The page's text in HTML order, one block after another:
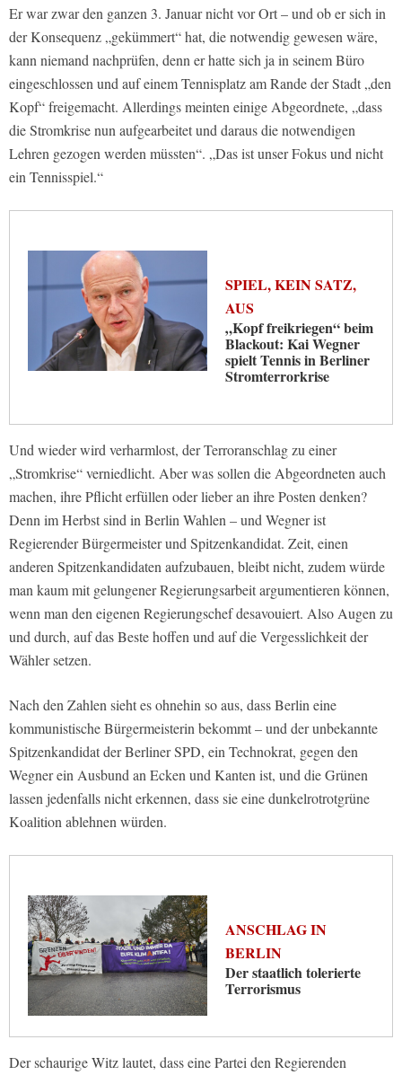
Er war zwar den ganzen 3. Januar nicht vor Ort – und ob er sich in
der Konsequenz „gekümmert“ hat, die notwendig gewesen wäre,
kann niemand nachprüfen, denn er hatte sich ja in seinem Büro
eingeschlossen und auf einem Tennisplatz am Rande der Stadt „den
Kopf“ freigemacht. Allerdings meinten einige Abgeordnete, „dass
die Stromkrise nun aufgearbeitet und daraus die notwendigen
Lehren gezogen werden müssten“. „Das ist unser Fokus und nicht
ein Tennisspiel.“
SPIEL, KEIN SATZ,
AUS
„Kopf freikriegen“ beim
Blackout: Kai Wegner
spielt Tennis in Berliner
Stromterrorkrise
Und wieder wird verharmlost, der Terroranschlag zu einer
„Stromkrise“ verniedlicht. Aber was sollen die Abgeordneten auch
machen, ihre Pflicht erfüllen oder lieber an ihre Posten denken?
Denn im Herbst sind in Berlin Wahlen – und Wegner ist
Regierender Bürgermeister und Spitzenkandidat. Zeit, einen
anderen Spitzenkandidaten aufzubauen, bleibt nicht, zudem würde
man kaum mit gelungener Regierungsarbeit argumentieren können,
wenn man den eigenen Regierungschef desavouiert. Also Augen zu
und durch, auf das Beste hoffen und auf die Vergesslichkeit der
Wähler setzen.
Nach den Zahlen sieht es ohnehin so aus, dass Berlin eine
kommunistische Bürgermeisterin bekommt – und der unbekannte
Spitzenkandidat der Berliner SPD, ein Technokrat, gegen den
Wegner ein Ausbund an Ecken und Kanten ist, und die Grünen
lassen jedenfalls nicht erkennen, dass sie eine dunkelrotrotgrüne
Koalition ablehnen würden.
ANSCHLAG IN
BERLIN
Der staatlich tolerierte
Terrorismus
Der schaurige Witz lautet, dass eine Partei den Regierenden